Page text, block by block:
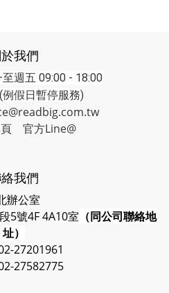
我們
週五 09:00 - 18:00
暫停服務)
官方Line@
我們
辦公室
5號4F 4A10室 （同公司聯絡地
址）
27201961
27582775